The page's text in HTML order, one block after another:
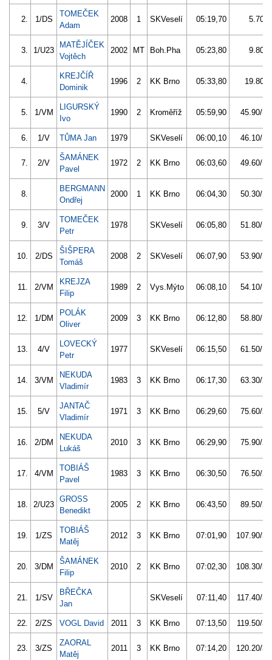
2. 1/DS
TOMEČEK
Adam
2008 1 SKVeselí 05:19,70 5.70/
3. 1/U23
MATĚJÍČEK
Vojtěch
2002 MT Boh.Pha 05:23,80 9.80/
4.
KREJČÍŘ
Dominik
1996 2 KK Brno 05:33,80 19.80/
5. 1/VM
LIGURSKÝ
Ivo
1990 2 Kroměříž 05:59,90 45.90/
6. 1/V TŮMA Jan 1979 SKVeselí 06:00,10 46.10/
7. 2/V
ŠAMÁNEK
Pavel
1972 2 KK Brno 06:03,60 49.60/
8.
BERGMANN
Ondřej
2000 1 KK Brno 06:04,30 50.30/
9. 3/V
TOMEČEK
Petr
1978 SKVeselí 06:05,80 51.80/
10. 2/DS
ŠIŠPERA
Tomáš
2008 2 SKVeselí 06:07,90 53.90/
11. 2/VM
KREJZA
Filip
1989 2 Vys.Mýto 06:08,10 54.10/
12. 1/DM
POLÁK
Oliver
2009 3 KK Brno 06:12,80 58.80/
13. 4/V
LOVECKÝ
Petr
1977 SKVeselí 06:15,50 61.50/
14. 3/VM
NEKUDA
Vladimír
1983 3 KK Brno 06:17,30 63.30/
15. 5/V
JANTAČ
Vladimír
1971 3 KK Brno 06:29,60 75.60/
16. 2/DM
NEKUDA
Lukáš
2010 3 KK Brno 06:29,90 75.90/
17. 4/VM
TOBIÁŠ
Pavel
1983 3 KK Brno 06:30,50 76.50/
18. 2/U23
GROSS
Benedikt
2005 2 KK Brno 06:43,50 89.50/
19. 1/ZS
TOBIÁŠ
Matěj
2012 3 KK Brno 07:01,90 107.90/
20. 3/DM
ŠAMÁNEK
Filip
2010 2 KK Brno 07:02,30 108.30/
21. 1/SV
BŘEČKA
Jan
SKVeselí 07:11,40 117.40/
22. 2/ZS VOGL David 2011 3 KK Brno 07:13,50 119.50/
23. 3/ZS
ZAORAL
Matěj
2011 3 KK Brno 07:14,20 120.20/